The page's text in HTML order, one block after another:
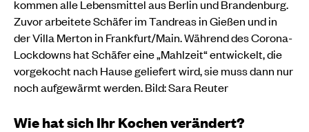
kommen alle Lebensmittel aus Berlin und Brandenburg.
Zuvor arbeitete Schäfer im Tandreas in Gießen und in
der Villa Merton in Frankfurt/Main. Während des Corona-
Lockdowns hat Schäfer eine „Mahlzeit“ entwickelt, die
vorgekocht nach Hause geliefert wird, sie muss dann nur
noch aufgewärmt werden. Bild: Sara Reuter
Wie hat sich Ihr Kochen verändert?